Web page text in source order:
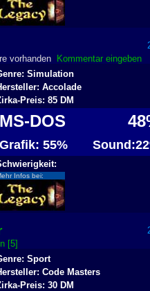
vorhanden
Kommentar eingeben
Simulation
Accolade
Preis: 85 DM
MS-DOS
Grafik: 55%
Infos bei:
[5]
Sport
Code Masters
Preis: 30 DM